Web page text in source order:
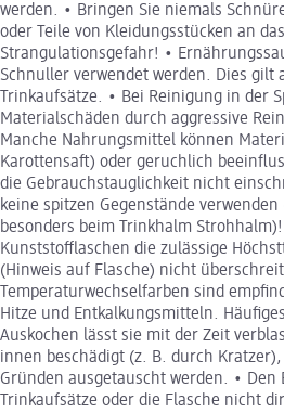
werden. • Bringen Sie niemals
oder Teile von Kleidungsstücken an
Strangulationsgefahr! •
Schnuller verwendet werden. Dies gilt
Trinkaufsätze. • Bei Reinigung in der
Materialschäden durch aggressive
Manche Nahrungsmittel können
Karottensaft) oder geruchlich
die Gebrauchstauglichkeit nicht
keine spitzen Gegenstände
besonders beim Trinkhalm
Kunststofflaschen die zulässige
(Hinweis auf Flasche) nicht
Temperaturwechselfarben sind
Hitze und Entkalkungsmitteln.
Auskochen lässt sie mit der Zeit
innen beschädigt (z. B. durch
Gründen ausgetauscht werden. • Den
Trinkaufsätze oder die Flasche nicht